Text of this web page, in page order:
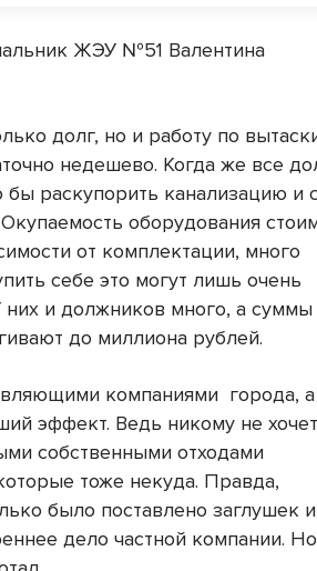
ЖЭУ №51 Валентина
долг, но и работу по
недешево. Когда же все
раскупорить канализацию и
оборудования
от комплектации, много
себе это могут лишь очень
и должников много, а суммы
до миллиона рублей.
компаниями города,
эффект. Ведь никому не
собственными отходами
тоже некуда. Правда,
было поставлено заглушек и
дело частной компании.